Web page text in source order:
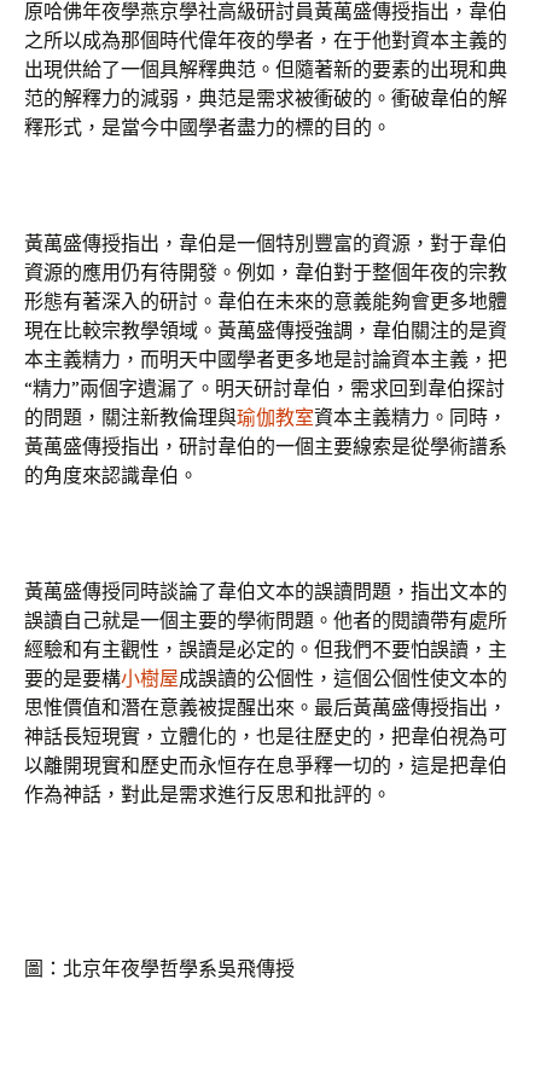
原哈佛年夜學燕京學社高級研討員黃萬盛傳授指出，韋伯
之所以成為那個時代偉年夜的學者，在于他對資本主義的
出現供給了一個具解釋典范。但隨著新的要素的出現和典
范的解釋力的減弱，典范是需求被衝破的。衝破韋伯的解
釋形式，是當今中國學者盡力的標的目的。
黃萬盛傳授指出，韋伯是一個特別豐富的資源，對于韋伯
資源的應用仍有待開發。例如，韋伯對于整個年夜的宗教
形態有著深入的研討。韋伯在未來的意義能夠會更多地體
現在比較宗教學領域。黃萬盛傳授強調，韋伯關注的是資
本主義精力，而明天中國學者更多地是討論資本主義，把
“精力”兩個字遺漏了。明天研討韋伯，需求回到韋伯探討
的問題，關注新教倫理與瑜伽教室資本主義精力。同時，
黃萬盛傳授指出，研討韋伯的一個主要線索是從學術譜系
的角度來認識韋伯。
黃萬盛傳授同時談論了韋伯文本的誤讀問題，指出文本的
誤讀自己就是一個主要的學術問題。他者的閱讀帶有處所
經驗和有主觀性，誤讀是必定的。但我們不要怕誤讀，主
要的是要構小樹屋成誤讀的公個性，這個公個性使文本的
思惟價值和潛在意義被提醒出來。最后黃萬盛傳授指出，
神話長短現實，立體化的，也是往歷史的，把韋伯視為可
以離開現實和歷史而永恒存在息爭釋一切的，這是把韋伯
作為神話，對此是需求進行反思和批評的。
圖：北京年夜學哲學系吳飛傳授